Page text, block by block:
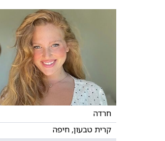
חרדה
קרית טבעון, חיפה